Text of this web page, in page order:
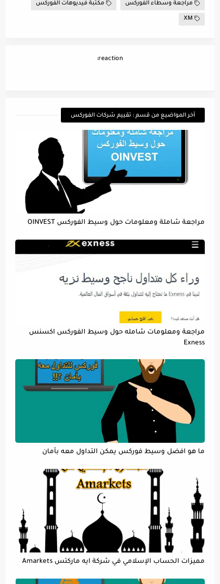
مراجعة وسطاء الفوركس مكتبة فيديوهات الفوركس
XM
reaction:
أخر المواضيع من قسم : تقييم شركات الفوركس
مراجعة شاملة ومعلومات حول وسيط الفوركس OINVEST
مراجعة ومعلومات شامله حول وسيط الفوركس اكسنس
Exness
ما هو افضل وسيط فوركس يمكن التداول معه بأمان
مميزات الحساب الإسلامي في شركة ايه ماركتس Amarkets